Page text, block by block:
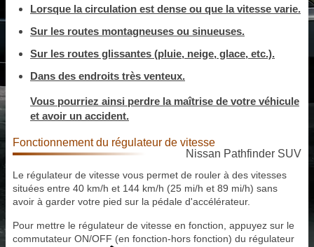
Lorsque la circulation est dense ou que la vitesse varie.
Sur les routes montagneuses ou sinueuses.
Sur les routes glissantes (pluie, neige, glace, etc.).
Dans des endroits très venteux.
Vous pourriez ainsi perdre la maîtrise de votre véhicule
et avoir un accident.
Fonctionnement du régulateur de vitesse
Nissan Pathfinder SUV
Le régulateur de vitesse vous permet de rouler à des vitesses
situées entre 40 km/h et 144 km/h (25 mi/h et 89 mi/h) sans
avoir à garder votre pied sur la pédale d'accélérateur.
Pour mettre le régulateur de vitesse en fonction, appuyez sur le
commutateur ON/OFF (en fonction-hors fonction) du régulateur